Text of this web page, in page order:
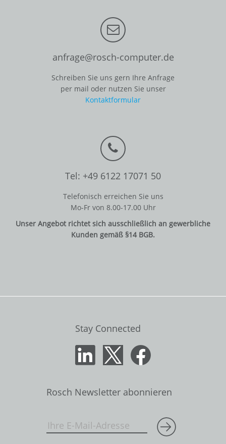
anfrage@rosch-computer.de
Schreiben Sie uns gern Ihre Anfrage
per mail oder nutzen Sie unser
Kontaktformular
Tel: +49 6122 17071 50
Telefonisch erreichen Sie uns
Mo-Fr von 8.00-17.00 Uhr
Unser Angebot richtet sich ausschließlich an gewerbliche
Kunden gemäß §14 BGB.
Stay Connected
Rosch Newsletter abonnieren